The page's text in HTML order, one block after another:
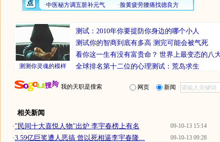
测测你灵魂的模样
测试：2010年你要提防你身边的哪个小人
测试你的智商到底有多高 测完可能会被气死
看你这一生有没有富贵命？ 世界上最变态的八
全球排名第十二位的心理测试：荒岛求生
我的天职是搜索 网页 新闻
相关新闻
09-10-13 15:14
·"民间十大喜悦人物"出炉 李宇春榜上有名
09-10-13 09:28
·3.59亿巨奖遭人恶搞 曾以死相逼李宇春隆...